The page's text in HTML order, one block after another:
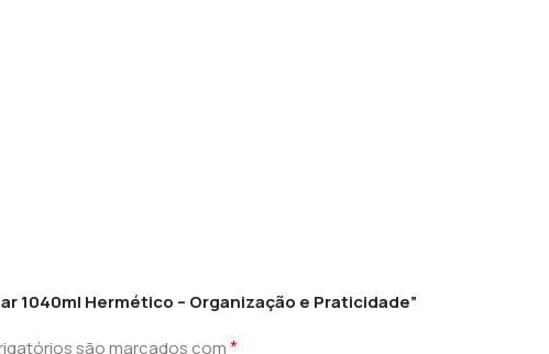
1040ml Hermético – Organização e Praticidade”
são marcados com*